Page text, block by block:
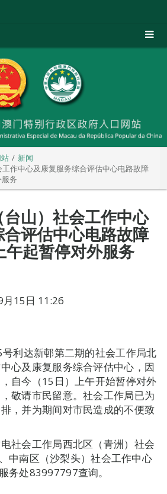
新闻
作中心及康复服务综合评估中心电路故障
务
山）社会工作中心
评估中心电路故障
午起暂停对外服务
月15日 11:26
利达新邨第二期的社会工作局北
心及康复服务综合评估中心，因
自今（15日）上午开始暂停对外
敬请市民留意。社会工作局已为
，并为期间对市民造成的不便致
社会工作局西北区（青洲）社会
中南区（沙梨头）社会工作中心
务处83997797查询。